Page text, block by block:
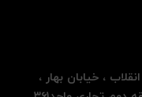
، خیابان بهار ،